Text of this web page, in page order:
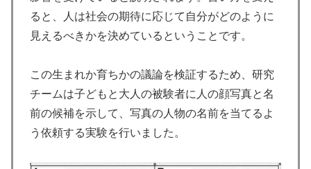
ると、人は社会の期待に応じて自分がどのように
見えるべきかを決めているということです。
この生まれか育ちかの議論を検証するため、研究
チームは子どもと大人の被験者に人の顔写真と名
前の候補を示して、写真の人物の名前を当てるよ
う依頼する実験を行いました。